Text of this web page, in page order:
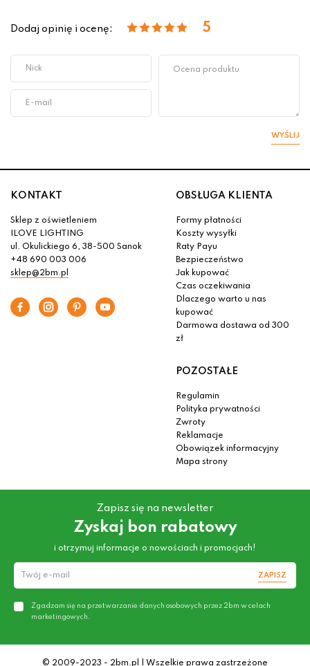
Dodaj opinię i ocenę: 5
WYŚLIJ
KONTAKT
Sklep z oświetleniem
ILOVE LIGHTING
ul. Okulickiego 6, 38-500 Sanok
+48 690 003 006
sklep@2bm.pl
OBSŁUGA KLIENTA
Formy płatności
Koszty wysyłki
Raty Payu
Bezpieczeństwo
Jak kupować
Czas oczekiwania
Dlaczego warto u nas
kupować
Darmowa dostawa od 300
zł
POZOSTAŁE
Regulamin
Polityka prywatności
Zwroty
Reklamacje
Obowiązek informacyjny
Mapa strony
Zapisz się na newsletter
Zyskaj bon rabatowy
i otrzymuj informacje o nowościach i promocjach!
ZAPISZ
Zgadzam się na przetwarzanie danych osobowych przez 2bm w celach
marketingowych.
© 2009-2023 - 2bm.pl | Wszelkie prawa zastrzeżone